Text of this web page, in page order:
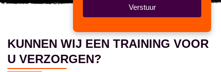
KUNNEN WIJ EEN TRAINING VOOR
U VERZORGEN?
Verstuur